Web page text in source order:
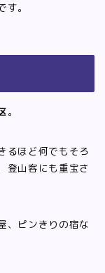
。
。
るほど何でもそろ
登山客にも重宝さ
、ピンきりの宿な